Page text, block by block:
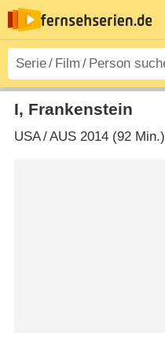
I, Frankenstein
USA/AUS2014 (92 Min.)